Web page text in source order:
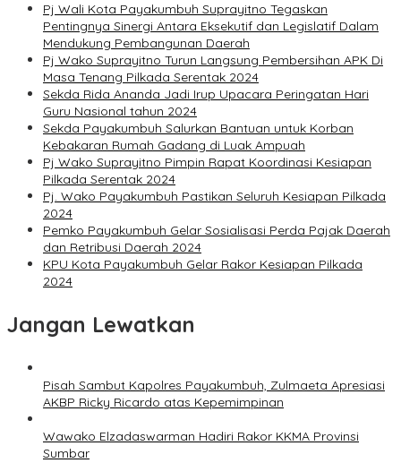
Pj Wali Kota Payakumbuh Suprayitno Tegaskan
Pentingnya Sinergi Antara Eksekutif dan Legislatif Dalam
Mendukung Pembangunan Daerah
Pj Wako Suprayitno Turun Langsung Pembersihan APK Di
Masa Tenang Pilkada Serentak 2024
Sekda Rida Ananda Jadi Irup Upacara Peringatan Hari
Guru Nasional tahun 2024
Sekda Payakumbuh Salurkan Bantuan untuk Korban
Kebakaran Rumah Gadang di Luak Ampuah
Pj Wako Suprayitno Pimpin Rapat Koordinasi Kesiapan
Pilkada Serentak 2024
Pj. Wako Payakumbuh Pastikan Seluruh Kesiapan Pilkada
2024
Pemko Payakumbuh Gelar Sosialisasi Perda Pajak Daerah
dan Retribusi Daerah 2024
KPU Kota Payakumbuh Gelar Rakor Kesiapan Pilkada
2024
Jangan Lewatkan
Pisah Sambut Kapolres Payakumbuh, Zulmaeta Apresiasi
AKBP Ricky Ricardo atas Kepemimpinan
Wawako Elzadaswarman Hadiri Rakor KKMA Provinsi
Sumbar